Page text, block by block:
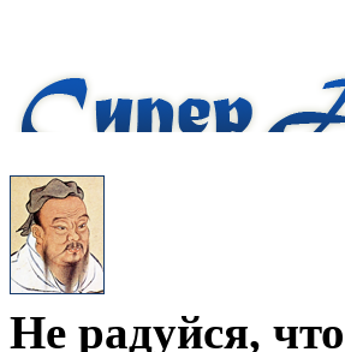
Не радуйся,